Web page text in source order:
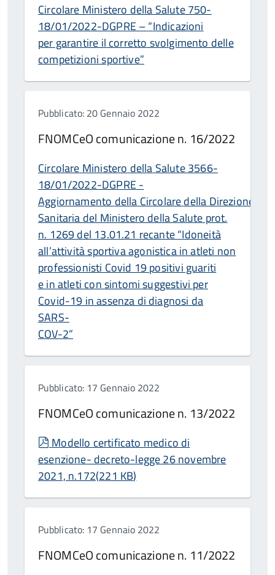
Circolare Ministero della Salute 750-
18/01/2022-DGPRE–“Indicazioni
per garantire il corretto svolgimento delle
competizioni sportive”
Pubblicato: 20 Gennaio 2022
FNOMCeO comunicazione n. 16/2022
Circolare Ministero della Salute3566-
18/01/2022-DGPRE-
Aggiornamento della Circolaredella Direzione
Sanitaria del Ministero della Salute prot.
n. 1269 del 13.01.21 recante“Idoneità
all’attività sportiva agonistica in atleti non
professionisti Covid 19 positivi guariti
e in atleti con sintomi suggestivi per
Covid-19 in assenza di diagnosi da
SARS-
COV-2”
Pubblicato: 17 Gennaio 2022
FNOMCeO comunicazione n. 13/2022
pdf
Modello certificato medico di
esenzione- decreto-legge 26 novembre
2021, n.172(221 KB)
Pubblicato: 17 Gennaio 2022
FNOMCeO comunicazione n. 11/2022